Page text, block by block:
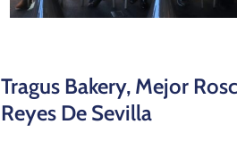
Tragus Bakery, Mejor
Reyes De Sevilla